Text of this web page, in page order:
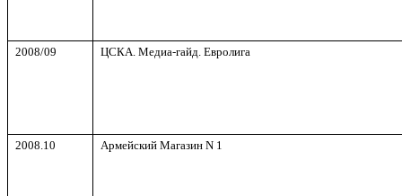
2008/09 ЦСКА. Медиа-гайд. Евролига
2008.10 Армейский Магазин N1